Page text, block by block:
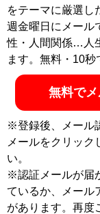
をテーマに厳選し
週金曜日にメール
性・人間関係…人
ます。無料・10秒
無料で
※登録後、メール
メールをクリック
い。
※認証メールが届
ているか、メール
があります。再度